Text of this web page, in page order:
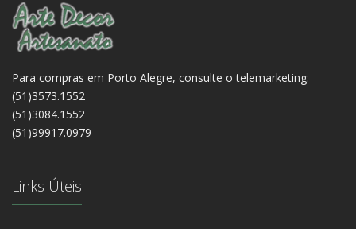
Para compras em Porto Alegre, consulte o telemarketing:
(51)3573.1552
(51)3084.1552
(51)99917.0979
Links Úteis